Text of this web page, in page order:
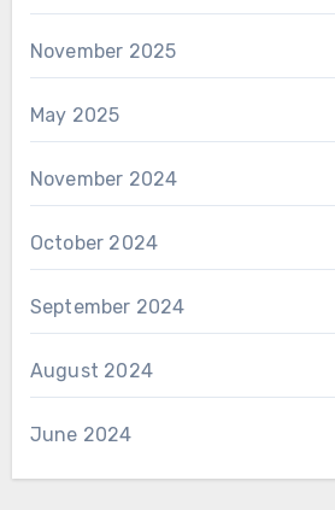
November 2025
May 2025
November 2024
October 2024
September 2024
August 2024
June 2024